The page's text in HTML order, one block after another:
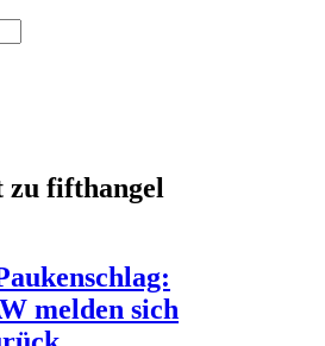
fifthangel
melden sich